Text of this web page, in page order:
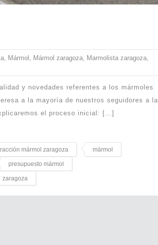
Mármol Mármol zaragoza Marmolista zaragoza
y novedades referentes a los mármoles
a la mayoría de nuestros seguidores a la
el proceso inicial: […]
mármol zaragoza mármol
presupuesto mármol
zaragoza